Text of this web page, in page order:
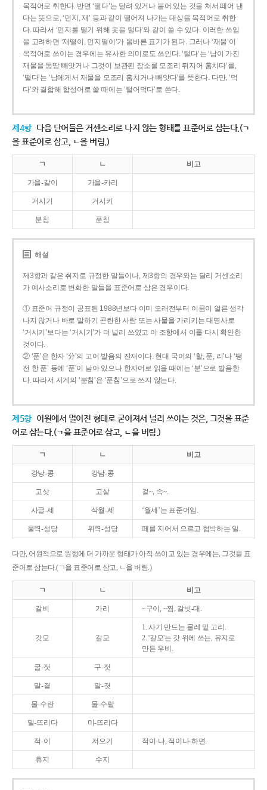
목적어로 취한다. 반면 ‘떨다’는 달려 있거나 붙어 있는 것을 쳐서 떼어 낸
다는 뜻으로, ‘먼지, 재’ 등과 같이 떨어져 나가는 대상을 목적어로 취한
다. 따라서 ‘먼지를 떨기 위해 옷을 털다’와 같이 쓸 수 있다. 이러한 쓰임
을 고려하면 ‘재떨이, 먼지떨이’가 올바른 표기가 된다. 그러나 ‘재물’이
목적어로 쓰이는 경우에는 유사한 의미로도 쓰인다. ‘털다’는 ‘남이 가진
재물을 몽땅 빼앗거나 그것이 보관된 장소를 모조리 뒤지어 훔치다’를,
‘떨다’는 ‘남에게서 재물을 모조리 훔치거나 빼앗다’를 뜻한다. 다만, ‘먹
다’와 결합해 합성어로 쓸 때에는 ‘털어먹다’로 쓴다.
제4항 다음 단어들은 거센소리로 나지 않는 형태를 표준어로 삼는다.(ㄱ
을 표준어로 삼고, ㄴ을 버림.)
ㄱ ㄴ 비고
가을-갈이 가을-카리
거시기 거시키
분침 푼침
해설
제3항과 같은 취지로 규정한 말들이나, 제3항의 경우와는 달리 거센소리
가 예사소리로 변화한 말들을 표준어로 삼은 경우이다.
① 표준어 규정이 공표된 1988년보다 이미 오래전부터 이름이 얼른 생각
나지 않거나 바로 말하기 곤란한 사람 또는 사물을 가리키는 대명사로
‘거시키’보다는 ‘거시기’가 더 널리 쓰였고 이 조항에서 이를 다시 확인한
것이다.
② ‘푼’은 한자 ‘分’의 고어 발음의 잔재이다. 현대 국어의 ‘할, 푼, 리’나 ‘땡
전 한 푼’ 등에 ‘푼’이 남아 있으나 한자어로 읽을 때에는 ‘분’으로 발음한
다. 따라서 시계의 ‘분침’은 ‘푼침’으로 쓰지 않는다.
제5항 어원에서 멀어진 형태로 굳어져서 널리 쓰이는 것은, 그것을 표준
어로 삼는다.(ㄱ을 표준어로 삼고, ㄴ을 버림.)
ㄱ ㄴ 비고
강낭-콩 강남-콩
고삿 고샅 겉~, 속~.
사글-세 삭월-세 ‘월세’는 표준어임.
울력-성당 위력-성당 떼를 지어서 으르고 협박하는 일.
다만, 어원적으로 원형에 더 가까운 형태가 아직 쓰이고 있는 경우에는, 그것을 표
준어로 삼는다.(ㄱ을 표준어로 삼고, ㄴ을 버림.)
ㄱ ㄴ 비고
갈비 가리 ~구이, ~찜, 갈빗-대.
갓모 갈모
1. 사기 만드는 물레 밑 고리.
2. '갈모'는 갓 위에 쓰는, 유지로
만든 우비.
굴-젓 구-젓
말-곁 말-겻
물-수란 물-수랄
밀-뜨리다 미-뜨리다
적-이 저으기 적이-나, 적이나-하면.
휴지 수지